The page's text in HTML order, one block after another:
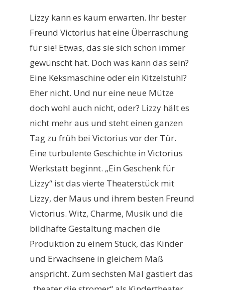
Lizzy kann es kaum erwarten. Ihr bester
Freund Victorius hat eine Überraschung
für sie! Etwas, das sie sich schon immer
gewünscht hat. Doch was kann das sein?
Eine Keksmaschine oder ein Kitzelstuhl?
Eher nicht. Und nur eine neue Mütze
doch wohl auch nicht, oder? Lizzy hält es
nicht mehr aus und steht einen ganzen
Tag zu früh bei Victorius vor der Tür.
Eine turbulente Geschichte in Victorius
Werkstatt beginnt. „Ein Geschenk für
Lizzy“ ist das vierte Theaterstück mit
Lizzy, der Maus und ihrem besten Freund
Victorius. Witz, Charme, Musik und die
bildhafte Gestaltung machen die
Produktion zu einem Stück, das Kinder
und Erwachsene in gleichem Maß
anspricht. Zum sechsten Mal gastiert das